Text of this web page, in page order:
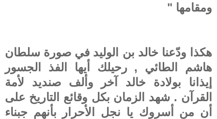
ومقامها "
هكذا ودّعنا خالد بن الوليد في صورة سلطان
هاشم الطائي , رحيلك أيها الفذ الجسور
إيذانا بولادة خالد آخر وألف صنديد لأمة
القرآن . شهد الزمان بكل وقائع التاريخ على
أن من أسروك يا نجل الأحرار بأنهم جبناء